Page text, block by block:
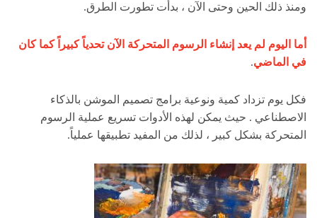
ومنذ ذلك الحين وحتى الآن ، بدأت تطورت الطرق.
أما اليوم لم يعد إنشاء الرسوم المتحركة الآن تحدياً كبيراً كما كان
في الماضي.
فكل يوم تزداد كمية ونوعية برامج تصميم الموشن بالذكاء
الاصطناعي . حيث يمكن لهذه الأدوات تسريع عملية الرسوم
المتحركة بشكل كبير ، لذلك من المفيد تطبيقها عملياً.